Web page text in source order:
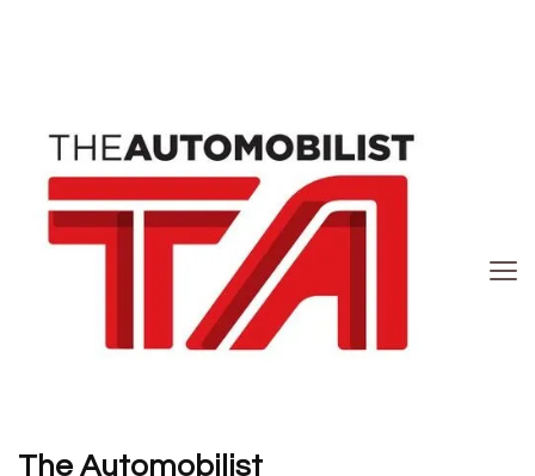
The Automobilist